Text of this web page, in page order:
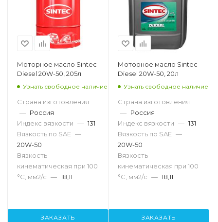
Моторное масло Sintec
Diesel 20W-50, 205л
Узнать свободное наличие
Страна изготовления
— Россия
Индекс вязкости — 131
Вязкость по SAE —
20W-50
Вязкость
кинематическая при 100
°С, мм2/с — 18,11
ЗАКАЗАТЬ
Моторное масло Sintec
Diesel 20W-50, 20л
Узнать свободное наличие
Страна изготовления
— Россия
Индекс вязкости — 131
Вязкость по SAE —
20W-50
Вязкость
кинематическая при 100
°С, мм2/с — 18,11
ЗАКАЗАТЬ